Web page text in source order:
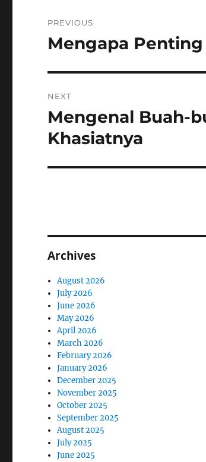
navigation
PREVIOUS
Previous
Mengapa
NEXT
Next
post:
Mengenal Buah-
Khasiatnya
Archives
August 2026
July 2026
June 2026
May 2026
April 2026
March 2026
February 2026
January 2026
December 2025
November 2025
October 2025
September 2025
August 2025
July 2025
June 2025